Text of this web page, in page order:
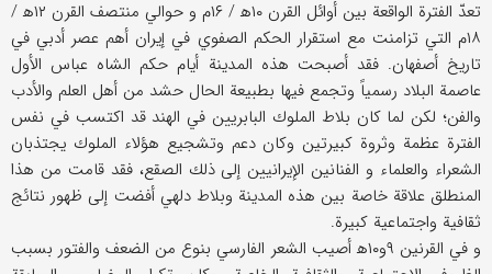
تعدّ الفترة الواقعة بين أوائل القرن ۱۰ه‍ / ۱۶م و حوالي منتصف القرن ۱۲ه‍ /
۱۸م التي تزامنت مع استقرار الحكم الصفوي في إيران أهم عصر أدبي في
تاريخ أصفهان. فقد أصبحت هذه المدينة أيام حكم الشاه عباس الأول
عاصمة البلاد رسمياً وتجمع فيها بطبيعة الحال حشد من أهل العلم والأدب
والفن؛ لكن لما كان بلاط الملوك البابريين في الهند قد اكتسب في نفس
الفترة عظمة وثروة كبيرتين وكان دعم وتشجيع هؤلاء الملوك يجتذبان
الشعراء والعلماء و الفنانين الإيرانيين إلى ذلك الصقع، فقد قامت من هذا
المنطلق علاقة خاصة بين هذه المدينة وبلاط دلهي أفضت إلى ظهور نتائج
ثقافية واجتماعية كبيرة.
و في القرنين ۹و۱۰ه‍ أصيب الشعر الفارسي بنوع من الضعف والفتور بسبب